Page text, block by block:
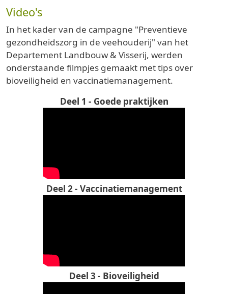
Video's
In het kader van de campagne "Preventieve
gezondheidszorg in de veehouderij" van het
Departement Landbouw & Visserij, werden
onderstaande filmpjes gemaakt met tips over
bioveiligheid en vaccinatiemanagement.
Deel 1 - Goede praktijken
Deel 2 - Vaccinatiemanagement
Deel 3 - Bioveiligheid